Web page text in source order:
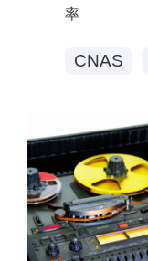
率
CNAS